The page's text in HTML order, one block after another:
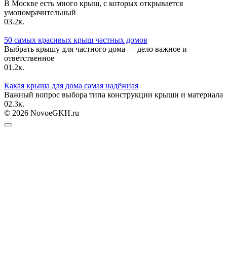
В Москве есть много крыш, с которых открывается
умопомрачительный
03.2к.
50 самых красивых крыш частных домов
Выбрать крышу для частного дома — дело важное и
ответственное
01.2к.
Какая крыша для дома самая надёжная
Важный вопрос выбора типа конструкции крыши и материала
02.3к.
© 2026 NovoeGKH.ru